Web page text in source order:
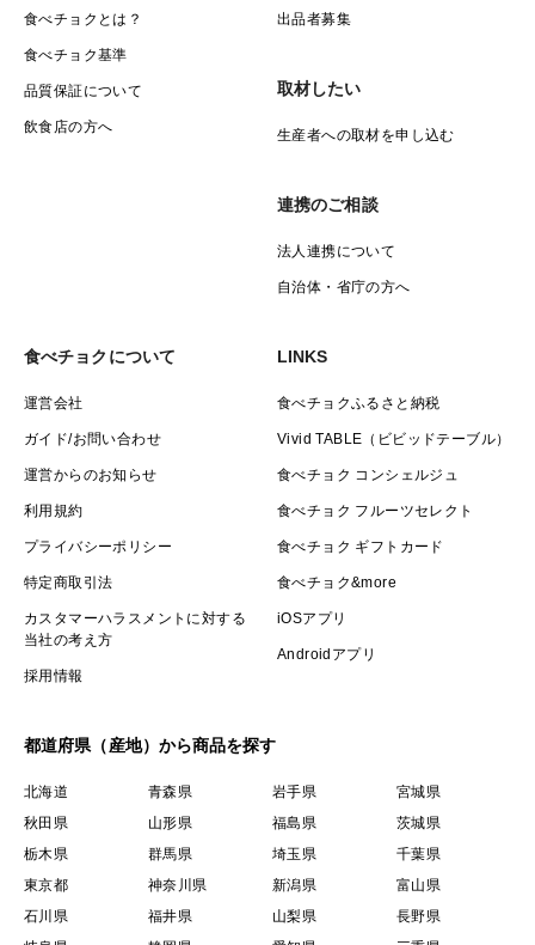
食べチョクとは？
食べチョク基準
品質保証について
飲食店の方へ
出品者募集
取材したい
生産者への取材を申し込む
連携のご相談
法人連携について
自治体・省庁の方へ
食べチョクについて
運営会社
ガイド/お問い合わせ
運営からのお知らせ
利用規約
プライバシーポリシー
特定商取引法
カスタマーハラスメントに対する
当社の考え方
採用情報
LINKS
食べチョクふるさと納税
Vivid TABLE（ビビッドテーブル）
食べチョク コンシェルジュ
食べチョク フルーツセレクト
食べチョク ギフトカード
食べチョク&more
iOSアプリ
Androidアプリ
都道府県（産地）から商品を探す
北海道 青森県 岩手県
宮城県
秋田県
山形県 福島県
茨城県
栃木県
群馬県 埼玉県
千葉県
東京都
神奈川県 新潟県
富山県
石川県
福井県 山梨県
長野県